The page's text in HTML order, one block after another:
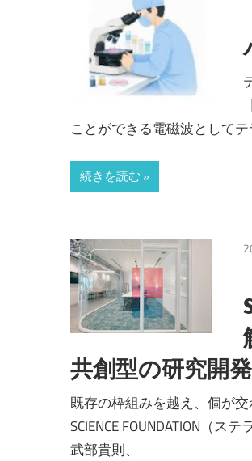
ことができる電磁波として
続きを読む
共創型の研究開
既存の枠組みを越え、個が
SCIENCE FOUNDATION（
武部貴則、